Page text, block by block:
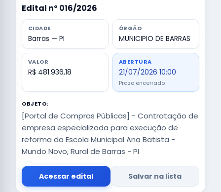
Edital nº 016/2026
CIDADE
Barras — PI
ÓRGÃO
MUNICIPIO DE BARRAS
VALOR
R$ 481.936,18
ABERTURA
21/07/2026 10:00
Prazo encerrado
OBJETO:
[Portal de Compras Públicas] - Contratação de
empresa especializada para execução de
reforma da Escola Municipal Ana Batista -
Mundo Novo, Rural de Barras - PI
Acessar edital Salvar na lista